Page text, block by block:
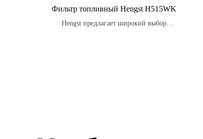
Фильтр топливный Hengst H515WK
Hengst предлагает широкий выбор